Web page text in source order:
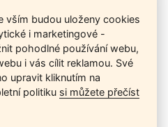
vším budou uloženy cookies
i marketingové -
pohodlné používání webu,
i vás cílit reklamou. Své
upravit kliknutím na
politiku si můžete přečíst